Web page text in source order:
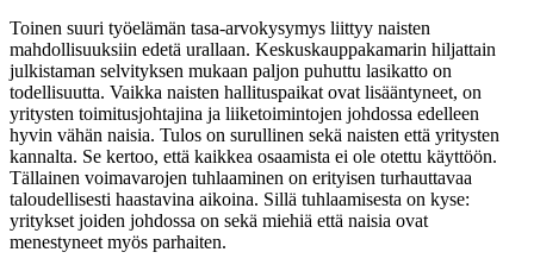
Toinen suuri työelämän tasa-arvokysymys liittyy naisten
mahdollisuuksiin edetä urallaan. Keskuskauppakamarin hiljattain
julkistaman selvityksen mukaan paljon puhuttu lasikatto on
todellisuutta. Vaikka naisten hallituspaikat ovat lisääntyneet, on
yritysten toimitusjohtajina ja liiketoimintojen johdossa edelleen
hyvin vähän naisia. Tulos on surullinen sekä naisten että yritysten
kannalta. Se kertoo, että kaikkea osaamista ei ole otettu käyttöön.
Tällainen voimavarojen tuhlaaminen on erityisen turhauttavaa
taloudellisesti haastavina aikoina. Sillä tuhlaamisesta on kyse:
yritykset joiden johdossa on sekä miehiä että naisia ovat
menestyneet myös parhaiten.